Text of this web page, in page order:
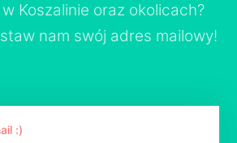
Koszalinie oraz okolicach?
nam swój adres mailowy!